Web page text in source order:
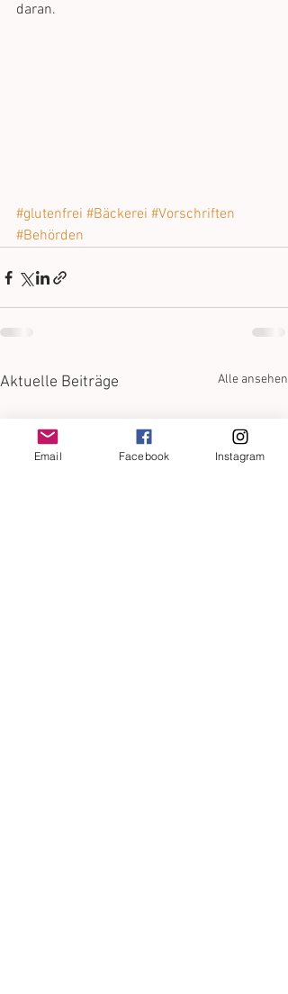
daran.
#glutenfrei #Bäckerei #Vorschriften
#Behörden
Aktuelle Beiträge Alle ansehen
Email Facebook Instagram